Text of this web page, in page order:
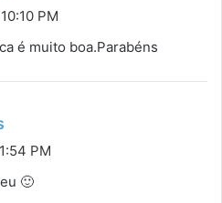
i
e
PM
é muito boa.Parabéns
i
PM
🙂